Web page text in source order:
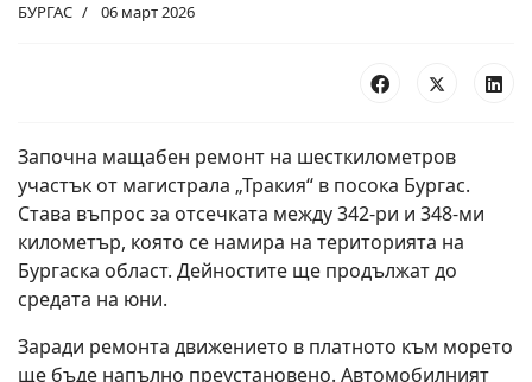
БУРГАС 06 март 2026
Започна мащабен ремонт на шесткилометров
участък от магистрала „Тракия“ в посока Бургас.
Става въпрос за отсечката между 342-ри и 348-ми
километър, която се намира на територията на
Бургаска област. Дейностите ще продължат до
средата на юни.
Заради ремонта движението в платното към морето
ще бъде напълно преустановено. Автомобилният